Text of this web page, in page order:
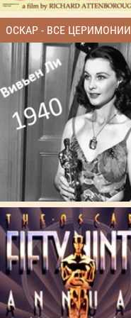
ОСКАР - ВСЕ ЦЕРИМОНИИ